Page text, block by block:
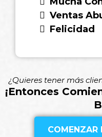
Ventas
Felicidad
¿Quieres tener más
¡Entonces
COMENZAR